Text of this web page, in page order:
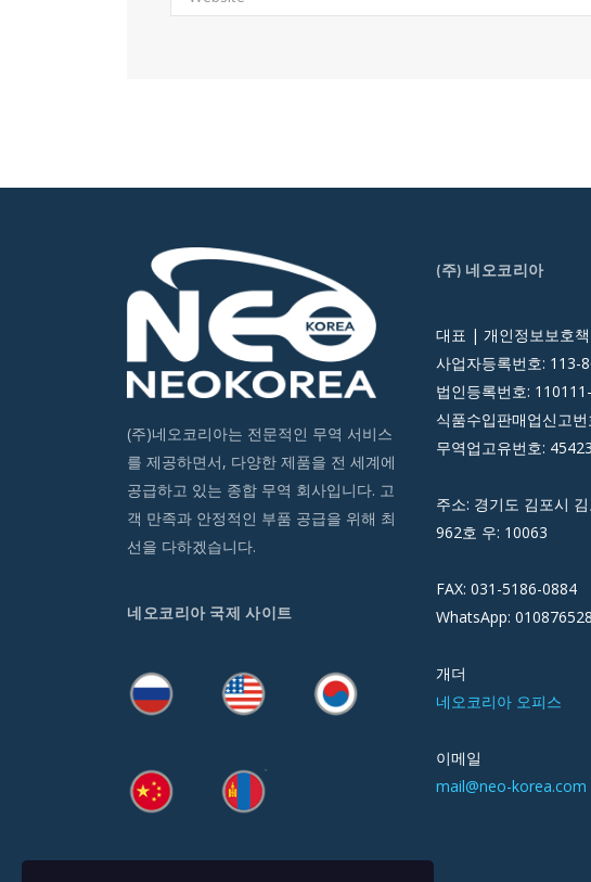
(주)네오코리아는 전문적인 무역 서비스
를 제공하면서, 다양한 제품을 전 세계에
공급하고 있는 종합 무역 회사입니다. 고
객 만족과 안정적인 부품 공급을 위해 최
선을 다하겠습니다.
네오코리아 국제 사이트
(주) 네오코리아
대표 | 개인정보보호
사업자등록번호: 113-
법인등록번호:
식품수입판매업신고
무역업고유번호:
주소: 경기도 김포시
962호 우: 10063
FAX: 031-5186-0884
WhatsApp:
개더
네오코리아 오피스
이메일
mail@neo-korea.com